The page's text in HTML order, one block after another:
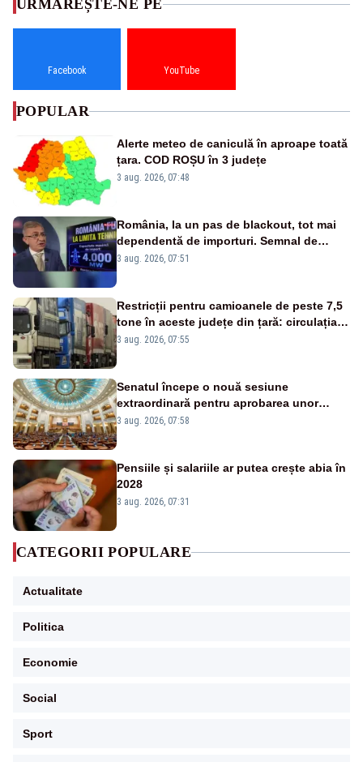
URMĂREȘTE-NE PE
Facebook YouTube
POPULAR
Alerte meteo de caniculă în aproape toată
țara. COD ROȘU în 3 județe
3 aug. 2026, 07:48
România, la un pas de blackout, tot mai
dependentă de importuri. Semnal de
alarmă tras de un expert în energie
3 aug. 2026, 07:51
Restricții pentru camioanele de peste 7,5
tone în aceste județe din țară: circulația
este interzisă luni, între orele 12:00 și
3 aug. 2026, 07:55
Senatul începe o nouă sesiune
extraordinară pentru aprobarea unor
jaloane din PNRR
3 aug. 2026, 07:58
Pensiile și salariile ar putea crește abia în
2028
3 aug. 2026, 07:31
CATEGORII POPULARE
Actualitate
Politica
Economie
Social
Sport